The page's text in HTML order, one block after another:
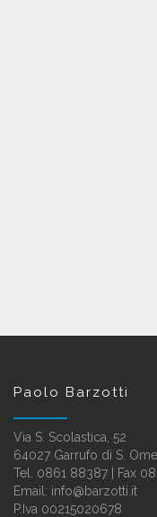
Paolo Barzotti
Via S. Scolastica, 52
64027 Garrufo di S.
Tel. 0861 88387 | Fax
Email: info@barzotti.it
P.Iva 00215020678